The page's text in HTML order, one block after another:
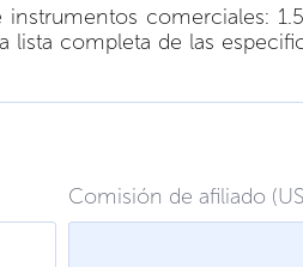
comerciales:
lista completa de las
Comisión de afiliado